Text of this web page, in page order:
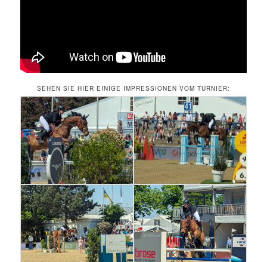
SEHEN SIE HIER EINIGE IMPRESSIONEN VOM TURNIER: